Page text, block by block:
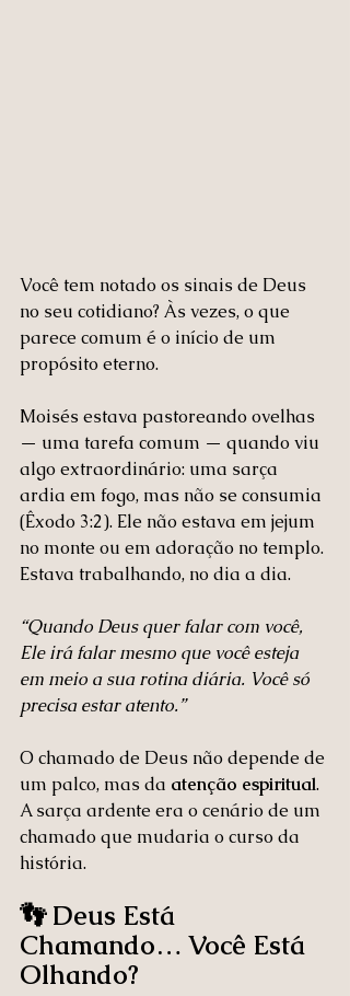
Você tem notado os sinais de Deus
no seu cotidiano? Às vezes, o que
parece comum é o início de um
propósito eterno.
Moisés estava pastoreando ovelhas
— uma tarefa comum — quando viu
algo extraordinário: uma sarça
ardia em fogo, mas não se consumia
(Êxodo 3:2). Ele não estava em jejum
no monte ou em adoração no templo.
Estava trabalhando, no dia a dia.
“Quando Deus quer falar com você,
Ele irá falar mesmo que você esteja
em meio a sua rotina diária. Você só
precisa estar atento.”
O chamado de Deus não depende de
um palco, mas da atenção espiritual.
A sarça ardente era o cenário de um
chamado que mudaria o curso da
história.
👣 Deus Está
Chamando… Você Está
Olhando?